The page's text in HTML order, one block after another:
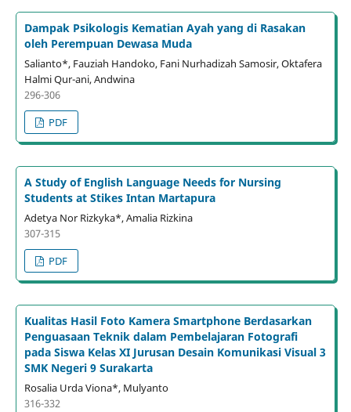
Dampak Psikologis Kematian Ayah yang di Rasakan
oleh Perempuan Dewasa Muda
Salianto*, Fauziah Handoko, Fani Nurhadizah Samosir, Oktafera
Halmi Qur-ani, Andwina
296-306
PDF
A Study of English Language Needs for Nursing
Students at Stikes Intan Martapura
Adetya Nor Rizkyka*, Amalia Rizkina
307-315
PDF
Kualitas Hasil Foto Kamera Smartphone Berdasarkan
Penguasaan Teknik dalam Pembelajaran Fotografi
pada Siswa Kelas XI Jurusan Desain Komunikasi Visual 3
SMK Negeri 9 Surakarta
Rosalia Urda Viona*, Mulyanto
316-332